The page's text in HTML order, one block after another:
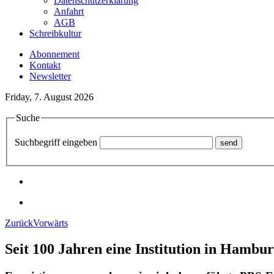
Anfahrt
AGB
Schreibkultur
Abonnement
Kontakt
Newsletter
Friday, 7. August 2026
Suche
Suchbegriff eingeben
ZurückVorwärts
Seit 100 Jahren eine Institution in